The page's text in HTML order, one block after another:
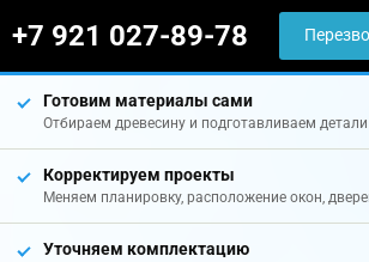
+7 921 027-89-78
Готовим материалы сами
Отбираем древесину и подготавливаем
Корректируем проекты
Меняем планировку, расположение окон,
Уточняем комплектацию